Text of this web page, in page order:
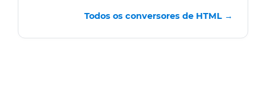
Todos os conversores de HTML →